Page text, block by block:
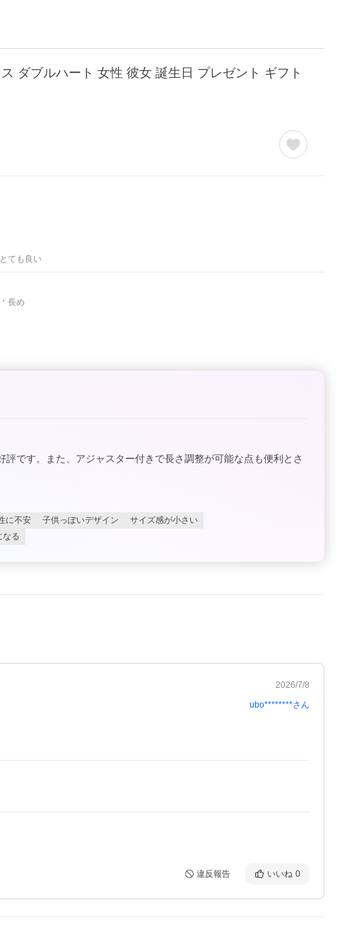
ダブルハート 女性 彼女 誕生日 プレゼント ギフト
とても良い
長め
です。また、アジャスター付きで長さ調整が可能な点も便利とさ
に不安 子供っぽいデザイン
サイズ感が小さい
なる
2026/7/8
ubo********さん
違反報告 いいね 0